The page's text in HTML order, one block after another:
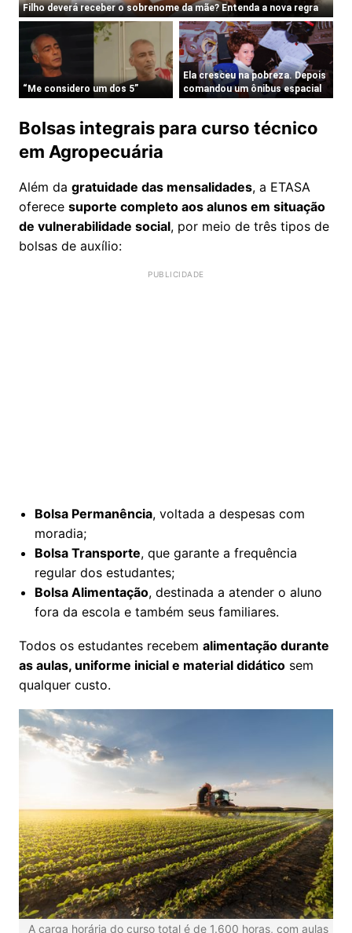
Bolsas integrais para curso técnico
em Agropecuária
Além da gratuidade das mensalidades, a ETASA
oferece suporte completo aos alunos em situação
de vulnerabilidade social, por meio de três tipos de
bolsas de auxílio:
Bolsa Permanência, voltada a despesas com
moradia;
Bolsa Transporte, que garante a frequência
regular dos estudantes;
Bolsa Alimentação, destinada a atender o aluno
fora da escola e também seus familiares.
Todos os estudantes recebem alimentação durante
as aulas, uniforme inicial e material didático sem
qualquer custo.
A carga horária do curso total é de 1.600 horas, com aulas